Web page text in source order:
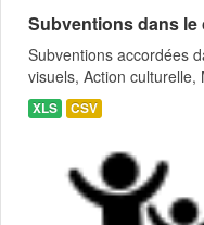
Subventions dans
Subventions accordées
visuels, Action culturelle,
XLS CSV